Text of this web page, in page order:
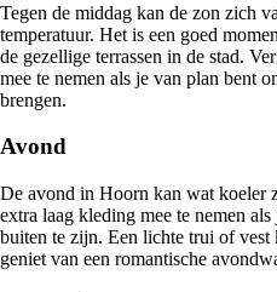
Tegen de middag kan de zon zich
temperatuur. Het is een goed
de gezellige terrassen in de stad.
mee te nemen als je van plan bent
brengen.
Avond
De avond in Hoorn kan wat koeler
extra laag kleding mee te nemen
buiten te zijn. Een lichte trui of
geniet van een romantische